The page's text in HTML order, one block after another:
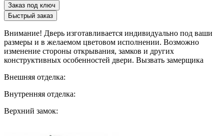
Заказ под ключ
Быстрый заказ
Внимание! Дверь изготавливается индивидуально под ваши
размеры и в желаемом цветовом исполнении. Возможно
изменение стороны открывания, замков и других
конструктивных особенностей двери. Вызвать замерщика
Внешняя отделка:
Внутренняя отделка:
Верхний замок: